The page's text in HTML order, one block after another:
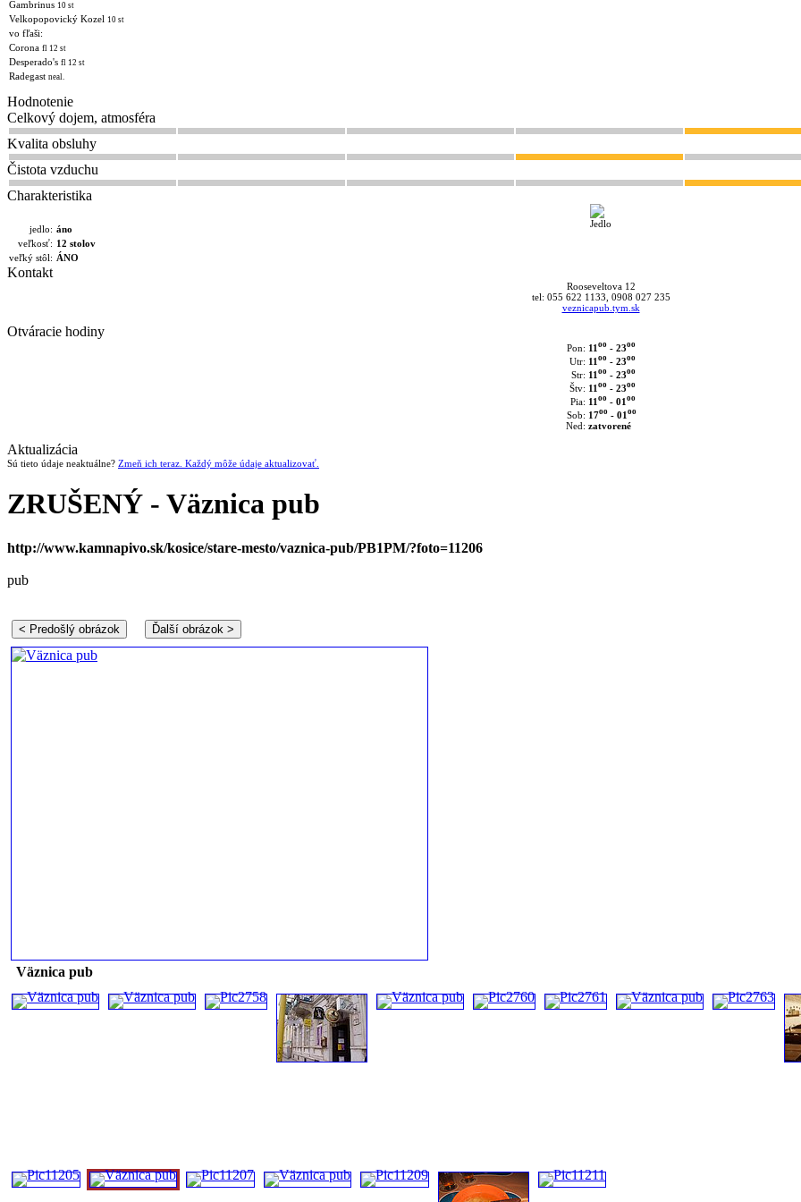
Gambrinus 10 st
Velkopopovický Kozel 10 st
vo fľaši:
Corona fl 12 st
Desperado's fl 12 st
Radegast neal.
Hodnotenie
Celkový dojem, atmosféra
Kvalita obsluhy
Čistota vzduchu
Charakteristika
jedlo: áno
veľkosť: 12 stolov
veľký stôl: ÁNO
Kontakt
Rooseveltova 12
tel: 055 622 1133, 0908 027 235
veznicapub.tym.sk
Otváracie hodiny
Pon: 11 oo- 23oo
Utr: 11 oo- 23oo
Str: 11 oo- 23oo
Štv: 11 oo- 23oo
Pia: 11 oo- 01 oo
Sob: 17oo- 01 oo
Ned: zatvorené
Aktualizácia
Sú tieto údaje neaktuálne? Zmeň ich teraz. Každý môže údaje aktualizovať.
ZRUŠENÝ - Väznica pub
http://www.kamnapivo.sk/kosice/stare-mesto/vaznica-pub/PB1PM/?foto=11206
pub
Väznica pub